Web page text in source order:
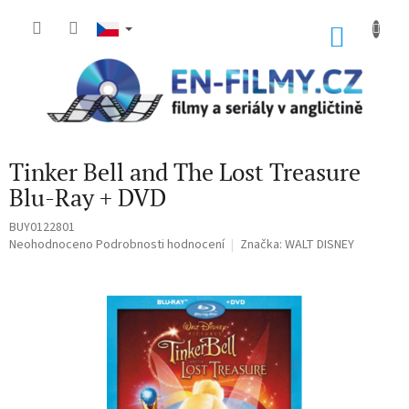
Tinker Bell and The Lost Treasure
Blu-Ray + DVD
BUY0122801
Průměrné
Neohodnoceno Podrobnosti hodnocení Značka: WALT DISNEY